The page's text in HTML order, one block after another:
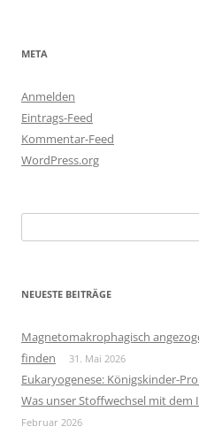
META
Anmelden
Eintrags-Feed
Kommentar-Feed
WordPress.org
nach:
NEUESTE BEITRÄGE
Magnetomakrophagisch
finden
31. Mai 2026
Eukaryogenese: Königskinder-
Was unser Stoffwechsel mit
Februar 2026